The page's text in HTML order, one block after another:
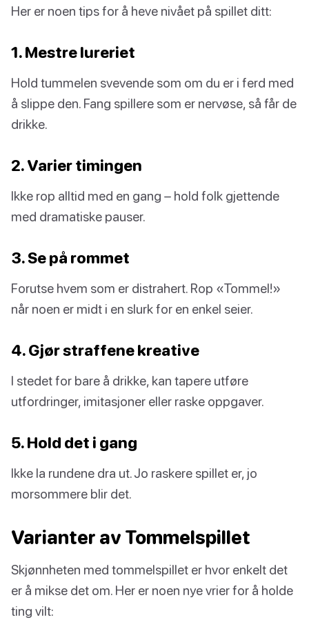
Her er noen tips for å heve nivået på spillet ditt:
1. Mestre lureriet
Hold tummelen svevende som om du er i ferd med
å slippe den. Fang spillere som er nervøse, så får de
drikke.
2. Varier timingen
Ikke rop alltid med en gang – hold folk gjettende
med dramatiske pauser.
3. Se på rommet
Forutse hvem som er distrahert. Rop «Tommel!»
når noen er midt i en slurk for en enkel seier.
4. Gjør straffene kreative
I stedet for bare å drikke, kan tapere utføre
utfordringer, imitasjoner eller raske oppgaver.
5. Hold det i gang
Ikke la rundene dra ut. Jo raskere spillet er, jo
morsommere blir det.
Varianter av Tommelspillet
Skjønnheten med tommelspillet er hvor enkelt det
er å mikse det om. Her er noen nye vrier for å holde
ting vilt: